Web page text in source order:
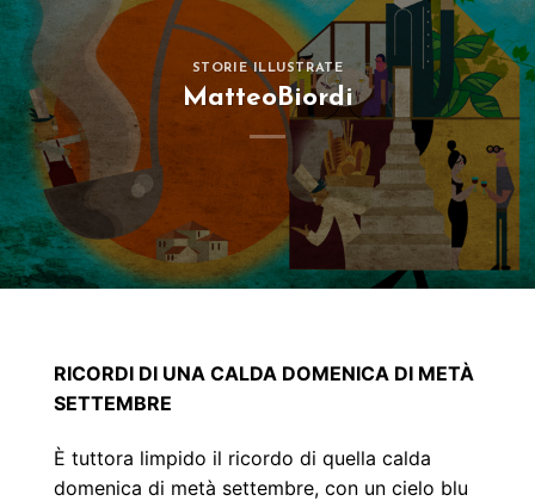
STORIE ILLUSTRATE
MatteoBiordi
RICORDI DI UNA CALDA DOMENICA DI METÀ
SETTEMBRE
È tuttora limpido il ricordo di quella calda
domenica di metà settembre, con un cielo blu